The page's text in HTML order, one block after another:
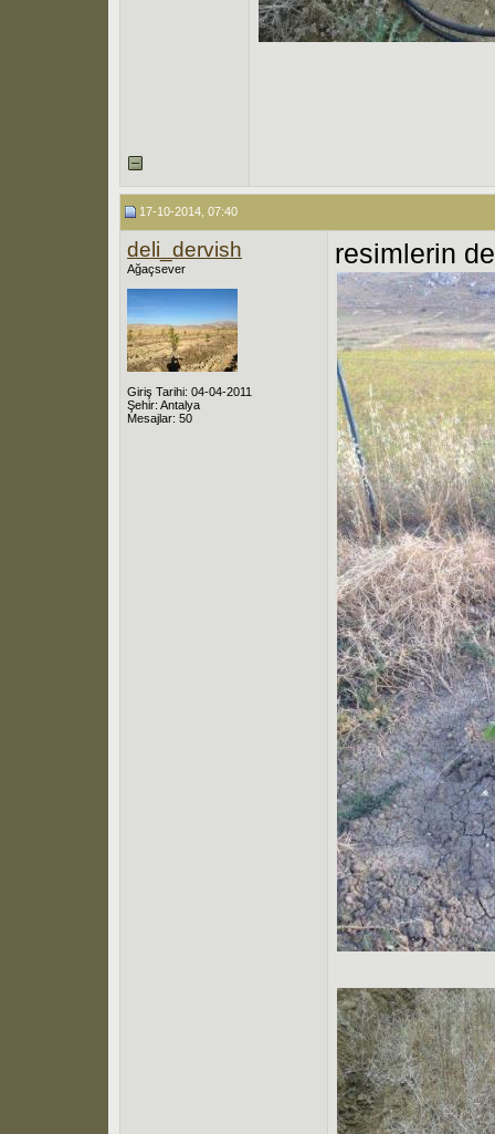
17-10-2014, 07:40
deli_dervish
Ağaçsever
Giriş Tarihi: 04-04-2011
Şehir: Antalya
Mesajlar: 50
resimlerin